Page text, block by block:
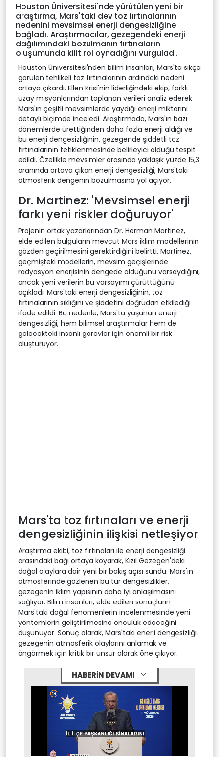
Houston Üniversitesi'nde yürütülen yeni bir
araştırma, Mars'taki dev toz fırtınalarının
nedenini mevsimsel enerji dengesizliğine
bağladı. Araştırmacılar, gezegendeki enerji
dağılımındaki bozulmanın fırtınaların
oluşumunda kilit rol oynadığını vurguladı.
Houston Üniversitesi'nden bilim insanları, Mars'ta sıkça
görülen tehlikeli toz fırtınalarının ardındaki nedeni
ortaya çıkardı. Ellen Krisi'nin liderliğindeki ekip, farklı
uzay misyonlarından toplanan verileri analiz ederek
Mars'ın çeşitli mevsimlerde yaydığı enerji miktarını
detaylı biçimde inceledi. Araştırmada, Mars'ın bazı
dönemlerde ürettiğinden daha fazla enerji aldığı ve
bu enerji dengesizliğinin, gezegende şiddetli toz
fırtınalarının tetiklenmesinde belirleyici olduğu tespit
edildi. Özellikle mevsimler arasında yaklaşık yüzde 15,3
oranında ortaya çıkan enerji dengesizliği, Mars'taki
atmosferik dengenin bozulmasına yol açıyor.
Dr. Martinez: 'Mevsimsel enerji
farkı yeni riskler doğuruyor'
Projenin ortak yazarlarından Dr. Herman Martinez,
elde edilen bulguların mevcut Mars iklim modellerinin
gözden geçirilmesini gerektirdiğini belirtti. Martinez,
geçmişteki modellerin, mevsim geçişlerinde
radyasyon enerjisinin dengede olduğunu varsaydığını,
ancak yeni verilerin bu varsayımı çürüttüğünü
açıkladı. Mars'taki enerji dengesizliğinin, toz
fırtınalarının sıklığını ve şiddetini doğrudan etkilediği
ifade edildi. Bu nedenle, Mars'ta yaşanan enerji
dengesizliği, hem bilimsel araştırmalar hem de
gelecekteki insanlı görevler için önemli bir risk
oluşturuyor.
Mars'ta toz fırtınaları ve enerji
dengesizliğinin ilişkisi netleşiyor
Araştırma ekibi, toz fırtınaları ile enerji dengesizliği
arasındaki bağı ortaya koyarak, Kızıl Gezegen'deki
doğal olaylara dair yeni bir bakış açısı sundu. Mars'ın
atmosferinde gözlenen bu tür dengesizlikler,
gezegenin iklim yapısının daha iyi anlaşılmasını
sağlıyor. Bilim insanları, elde edilen sonuçların
Mars'taki doğal fenomenlerin incelenmesinde yeni
yöntemlerin geliştirilmesine öncülük edeceğini
düşünüyor. Sonuç olarak, Mars'taki enerji dengesizliği,
gezegenin atmosferik olaylarını anlamak ve
öngörmek için kritik bir unsur olarak öne çıkıyor.
HABERİN DEVAMI